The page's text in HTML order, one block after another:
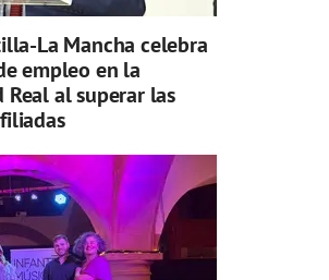
La Mancha celebra
empleo en la
al superar las